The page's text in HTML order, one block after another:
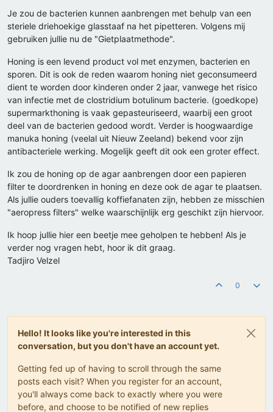
Je zou de bacterien kunnen aanbrengen met behulp van een
steriele driehoekige glasstaaf na het pipetteren. Volgens mij
gebruiken jullie nu de "Gietplaatmethode".
Honing is een levend product vol met enzymen, bacterien en
sporen. Dit is ook de reden waarom honing niet geconsumeerd
dient te worden door kinderen onder 2 jaar, vanwege het risico
van infectie met de clostridium botulinum bacterie. (goedkope)
supermarkthoning is vaak gepasteuriseerd, waarbij een groot
deel van de bacterien gedood wordt. Verder is hoogwaardige
manuka honing (veelal uit Nieuw Zeeland) bekend voor zijn
antibacteriele werking. Mogelijk geeft dit ook een groter effect.
Ik zou de honing op de agar aanbrengen door een papieren
filter te doordrenken in honing en deze ook de agar te plaatsen.
Als jullie ouders toevallig koffiefanaten zijn, hebben ze misschien
"aeropress filters" welke waarschijnlijk erg geschikt zijn hiervoor.
Ik hoop jullie hier een beetje mee geholpen te hebben! Als je
verder nog vragen hebt, hoor ik dit graag.
Tadjiro Velzel
0
Hello! It looks like you're interested in this
conversation, but you don't have an account yet.
Getting fed up of having to scroll through the same
posts each visit? When you register for an account,
you'll always come back to exactly where you were
before, and choose to be notified of new replies